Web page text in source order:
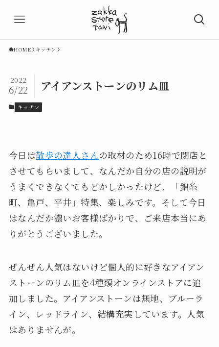
HOME キッチン
アイアンストーンのリム皿
2022
6/22
キッチン
今日は散歩の達人さんの取材のため16時で閉店と
させてもらいまして、なんだか自分の店の説明が
うまくできなくてもどかしかったけど、「錦糸
町、亀戸、平井」特集、楽しみです。そして今日
はなんだか濃いお客様ばかりで、ご来店本当にあ
りがとうございました。
ぜんぜん人気はないけど個人的に好きなアイアン
ストーンのリム皿を4種類オンラインストアに追
加しました。アイアンストーンは無地、ブルーラ
イン、レッドライン、結構充実しています。人気
はありませんが。